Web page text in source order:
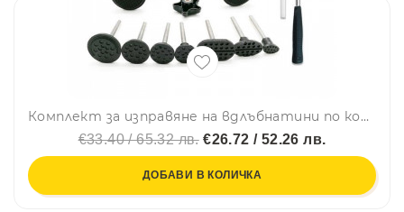
Комплект за изправяне на вдлъбнатини по колата Visbella
€33.40 / 65.32 лв.€26.72 / 52.26 лв.
ДОБАВИ В КОЛИЧКА